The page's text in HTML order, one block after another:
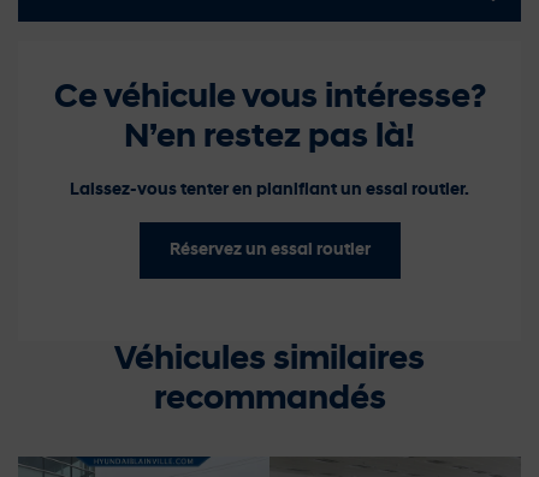
Ce véhicule vous intéresse?
N’en restez pas là!
Laissez-vous tenter en planifiant un essai routier.
Réservez un essai routier
Véhicules similaires
recommandés